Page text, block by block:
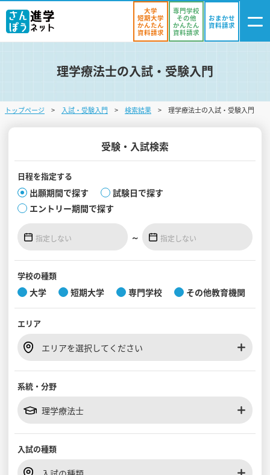
ログイン
・登録
気になる
学校を探す
オープンキャンパスを探す
入試・受験入門
見学会WEB手引書
大学
短期大学
かんたん
資料請求
専門学校
その他
かんたん
資料請求
おまかせ
資料請求
理学療法士の入試・受験入門
トップページ 入試・受験入門 検索結果 理学療法士の入試・受験入門
受験・入試検索
日程を指定する
出願期間で探す
試験日で探す
エントリー期間で探す
～
学校の種類
大学 短期大学 専門学校 その他教育機関
エリア
エリアを選択してください
系統・分野
理学療法士
入試の種類